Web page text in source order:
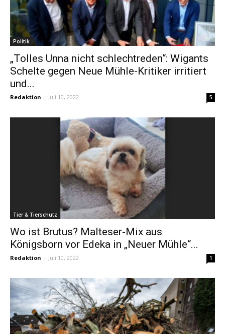
Politik
„Tolles Unna nicht schlechtreden“: Wigants
Schelte gegen Neue Mühle-Kritiker irritiert
und...
Redaktion - Juli 10, 2022 5
Tier & Tierschutz
Wo ist Brutus? Malteser-Mix aus
Königsborn vor Edeka in „Neuer Mühle“...
Redaktion - Juli 10, 2022 1